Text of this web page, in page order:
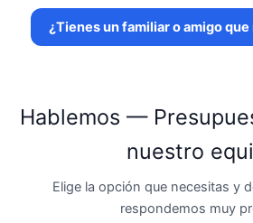
¿Tienes un familiar o amigo
Hablemos —
nuestro
Elige la opción que necesitas y
respondemos muy